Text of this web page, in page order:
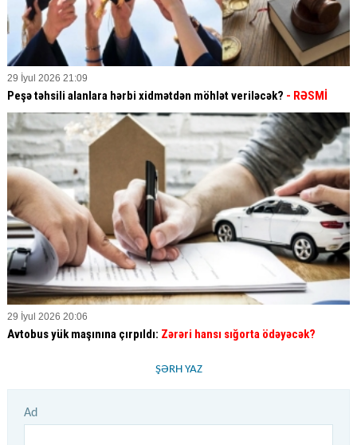
29 İyul 2026 21:09
Peşə təhsili alanlara hərbi xidmətdən möhlət veriləcək? - RƏSMİ
29 İyul 2026 20:06
Avtobus yük maşınına çırpıldı: Zərəri hansı sığorta ödəyəcək?
ŞƏRH YAZ
Ad